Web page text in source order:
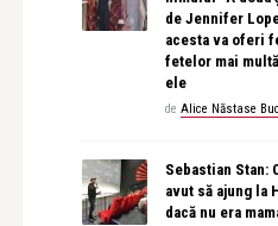
de Jennifer
acesta va oferi
fetelor mai
ele
de Alice Năstase
Sebastian Stan:
avut să ajung la
dacă nu era